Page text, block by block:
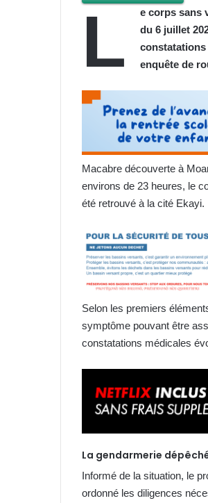
L
e corps sans
du 6 juillet
constatations
enquête de
Macabre découverte à
environs de 23 heures, le
été retrouvé à la cité Ekayi.
Selon les premiers
symptôme pouvant être
constatations médicales
La gendarmerie
Informé de la situation, le
ordonné les diligences